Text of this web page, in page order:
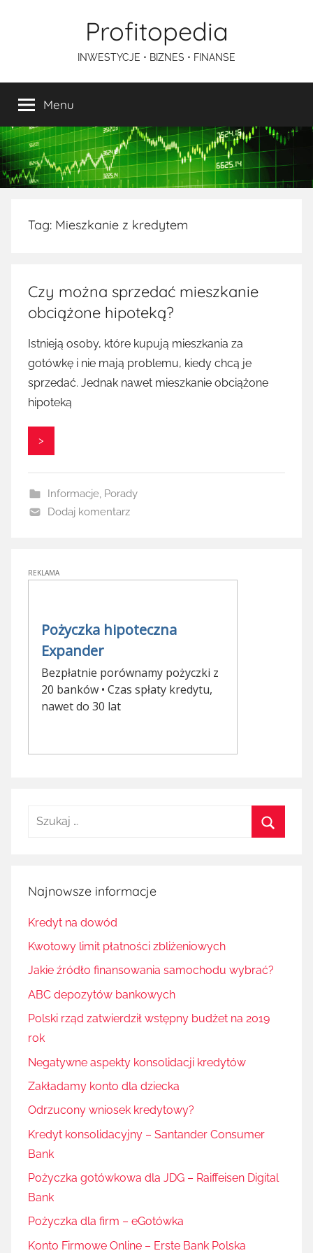
Profitopedia
INWESTYCJE • BIZNES • FINANSE
Menu
Tag: Mieszkanie z kredytem
Czy można sprzedać mieszkanie
obciążone hipoteką?
Istnieją osoby, które kupują mieszkania za
gotówkę i nie mają problemu, kiedy chcą je
sprzedać. Jednak nawet mieszkanie obciążone
hipoteką
>
Informacje, Porady
Dodaj komentarz
Szukaj:
Najnowsze informacje
Kredyt na dowód
Kwotowy limit płatności zbliżeniowych
Jakie źródło finansowania samochodu wybrać?
ABC depozytów bankowych
Polski rząd zatwierdził wstępny budżet na 2019
rok
Negatywne aspekty konsolidacji kredytów
Zakładamy konto dla dziecka
Odrzucony wniosek kredytowy?
Kredyt konsolidacyjny – Santander Consumer
Bank
Pożyczka gotówkowa dla JDG – Raiffeisen Digital
Bank
Pożyczka dla firm – eGotówka
Konto Firmowe Online – Erste Bank Polska